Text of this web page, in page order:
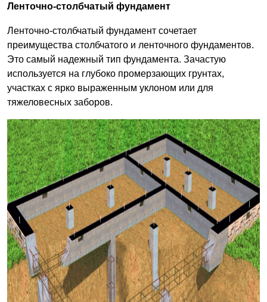
Ленточно-столбчатый фундамент
Ленточно-столбчатый фундамент сочетает
преимущества столбчатого и ленточного фундаментов.
Это самый надежный тип фундамента. Зачастую
используется на глубоко промерзающих грунтах,
участках с ярко выраженным уклоном или для
тяжеловесных заборов.